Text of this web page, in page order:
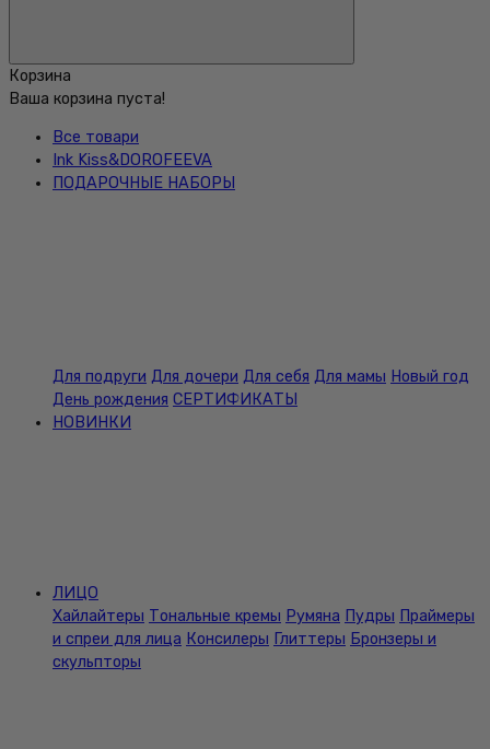
Корзина
Ваша корзина пуста!
Все товари
Ink Kiss&DOROFEEVA
ПОДАРОЧНЫЕ НАБОРЫ
Для подруги Для дочери Для себя Для мамы Новый год
День рождения СЕРТИФИКАТЫ
НОВИНКИ
ЛИЦО
Хайлайтеры Тональные кремы Румяна Пудры Праймеры
и спреи для лица Консилеры Глиттеры Бронзеры и
скульпторы